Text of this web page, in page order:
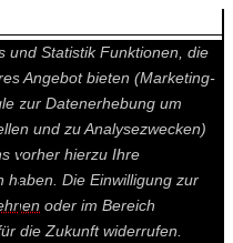
Cookies gesetzt.
und Statistik Funktionen, die
Angebot bieten (Marketing-
zur Datenerhebung um
und zu Analysezwecken)
vorher hierzu Ihre
haben. Die Einwilligung zur
oder im Bereich
die Zukunft widerrufen.